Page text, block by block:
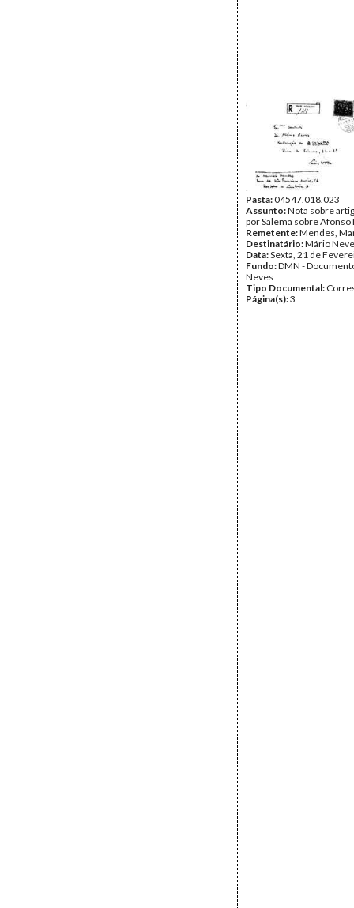
Pasta:04547.018.023
Assunto:Nota sobre
por Salema sobre Afonso
Remetente:Mendes,
Destinatário:Mário
Data:Sexta, 21 de
Fundo:DMN -
Neves
Tipo Documental:
Página(s):3